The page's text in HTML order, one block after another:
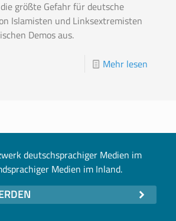
größte Gefahr für deutsche
Islamisten und Linksextremisten
Demos aus.
Mehr lesen
deutschsprachiger Medien im
Medien im Inland.